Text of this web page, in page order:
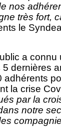
nos
très fort,
le
a connu
dernières
la crise
par la
notre